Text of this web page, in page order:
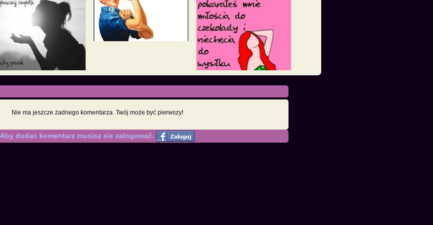
Nie ma jeszcze żadnego komentarza. Twój może być pierwszy!
Aby dodac komentarz musisz sie zalogować.